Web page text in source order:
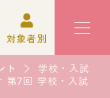
対象者別
ト
学校・入試
第7回 学校・入試